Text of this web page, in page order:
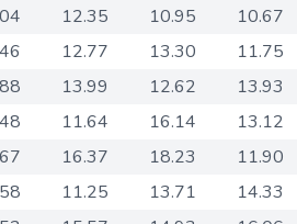
12.35 10.95 10.67
12.77 13.30 11.75
13.99 12.62 13.93
11.64 16.14 13.12
16.37 18.23 11.90
11.25 13.71 14.33